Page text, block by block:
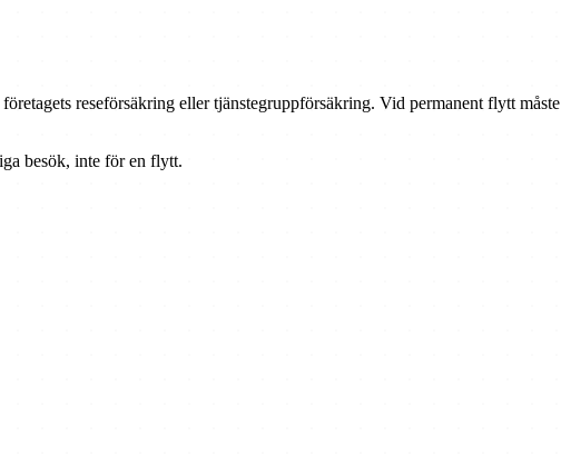
reseförsäkring eller tjänstegruppförsäkring. Vid permanent flytt måste
besök, inte för en flytt.